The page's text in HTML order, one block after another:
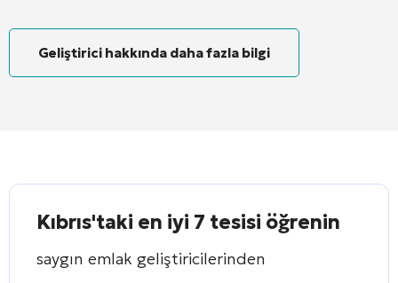
Geliştirici hakkında daha fazla bilgi
Kıbrıs'taki en iyi 7 tesisi öğrenin
saygın emlak geliştiricilerinden